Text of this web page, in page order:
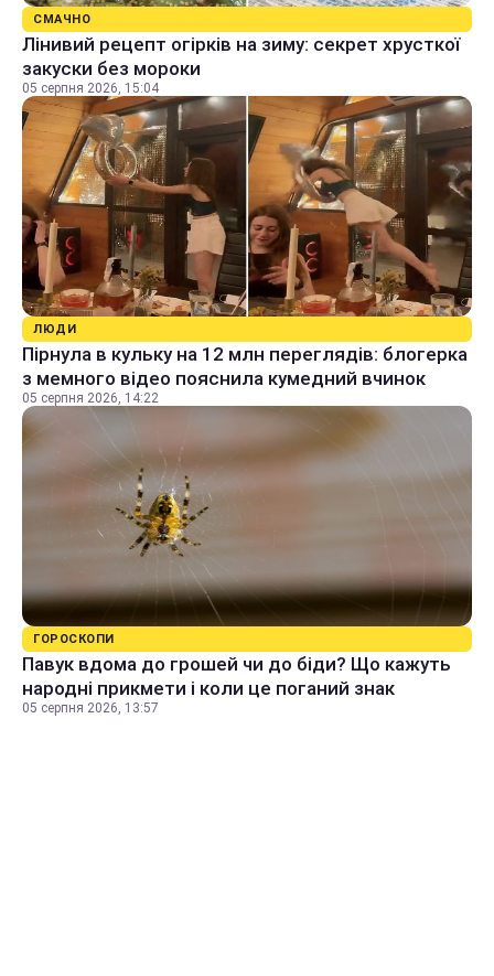
СМАЧНО
Лінивий рецепт огірків на зиму: секрет хрусткої
закуски без мороки
05 серпня 2026, 15:04
ЛЮДИ
Пірнула в кульку на 12 млн переглядів: блогерка
з мемного відео пояснила кумедний вчинок
05 серпня 2026, 14:22
ГОРОСКОПИ
Павук вдома до грошей чи до біди? Що кажуть
народні прикмети і коли це поганий знак
05 серпня 2026, 13:57